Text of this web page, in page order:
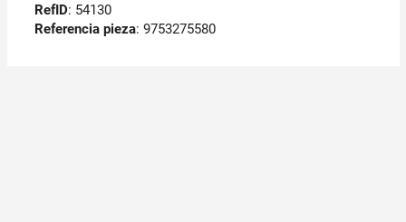
RefID: 54130
Referencia pieza: 9753275580